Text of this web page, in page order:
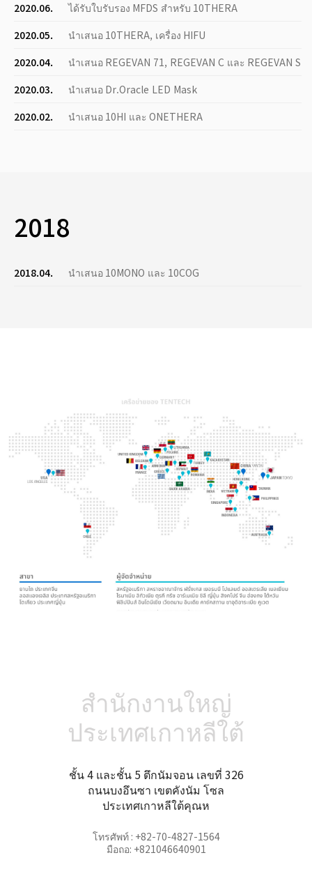
2020.06.
ได้รับใบรับรอง MFDS สำหรับ 10THERA
2020.05.
นำเสนอ 10THERA, เครื่อง HIFU
2020.04.
นำเสนอ REGEVAN 71, REGEVAN C และ REGEVAN S
2020.03.
นำเสนอ Dr.Oracle LED Mask
2020.02.
นำเสนอ 10HI และ ONETHERA
2018
2018.04. นำเสนอ 10MONO และ 10COG
สำนักงานใหญ่
ประเทศเกาหลีใต้
ชั้น 4 และชั้น 5 ตึกนัมจอน เลขที่ 326
ถนนบงอึนซา เขตคังนัม โซล
ประเทศเกาหลีใต้คุณห
โทรศัพท์ : +82-70-4827-1564
มือถอ: +821046640901